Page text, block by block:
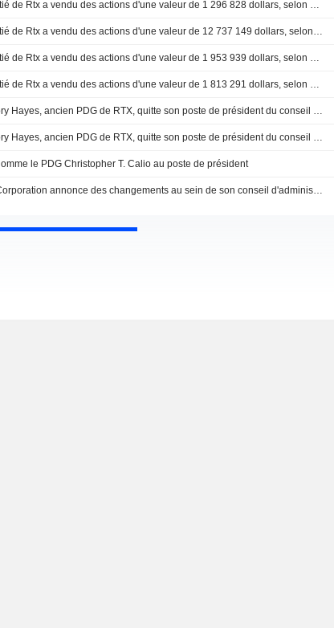
Un initié de Rtx a vendu des actions d'une valeur de 1 296 828 dollars, selon un récent document déposé auprès de la SEC.
Un initié de Rtx a vendu des actions d'une valeur de 12 737 149 dollars, selon un récent document déposé auprès de la SEC.
Un initié de Rtx a vendu des actions d'une valeur de 1 953 939 dollars, selon un récent document déposé auprès de la SEC.
Un initié de Rtx a vendu des actions d'une valeur de 1 813 291 dollars, selon un récent dépôt auprès de la SEC.
Gregory Hayes, ancien PDG de RTX, quitte son poste de président du conseil d'administration
Gregory Hayes, ancien PDG de RTX, quitte son poste de président du conseil d'administration
le PDG Christopher T. Calio au poste de président
RTX Corporation annonce des changements au sein de son conseil d'administration